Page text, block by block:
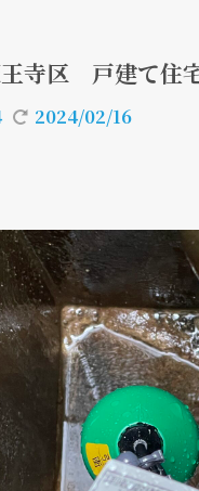
寺区 戸建て住
2024/02/16